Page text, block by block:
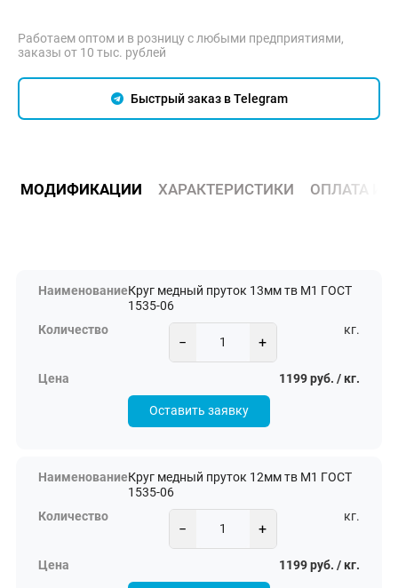
Работаем оптом и в розницу с любыми предприятиями,
заказы от 10 тыс. рублей
Быстрый заказ в Telegram
МОДИФИКАЦИИ ХАРАКТЕРИСТИКИ ОПЛАТА И
Круг медный пруток 13мм тв М1 ГОСТ
1535-06
− +
кг.
1199 руб. / кг.
Оставить заявку
Круг медный пруток 12мм тв М1 ГОСТ
1535-06
− +
кг.
1199 руб. / кг.